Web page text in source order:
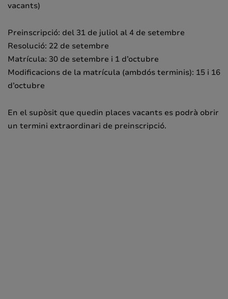
vacants)
Preinscripció: del 31 de juliol al 4 de setembre
Resolució: 22 de setembre
Matrícula: 30 de setembre i 1 d’octubre
Modificacions de la matrícula (ambdós terminis): 15 i 16
d’octubre
En el supòsit que quedin places vacants es podrà obrir
un termini extraordinari de preinscripció.